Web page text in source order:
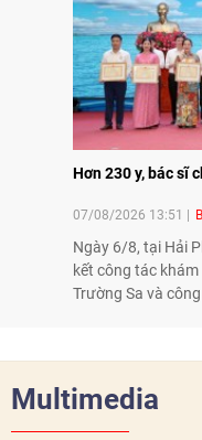
Hơn 230 y, bác sĩ
07/08/2026 13:51
Ngày 6/8, tại Hải
kết công tác
Trường Sa và
cấp thuốc, điều trị
quần đảo.
Multimedia